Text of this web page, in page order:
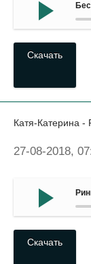
Скачать
Катя-Катерина
27-08-2018,
Скачать